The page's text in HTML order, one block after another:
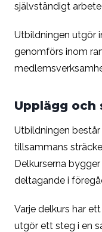
självständigt
Utbildningen utgör
genomförs inom
Upplägg
Utbildningen
tillsammans
Delkurserna
deltagande i
Varje delkurs har
utgör ett steg i en